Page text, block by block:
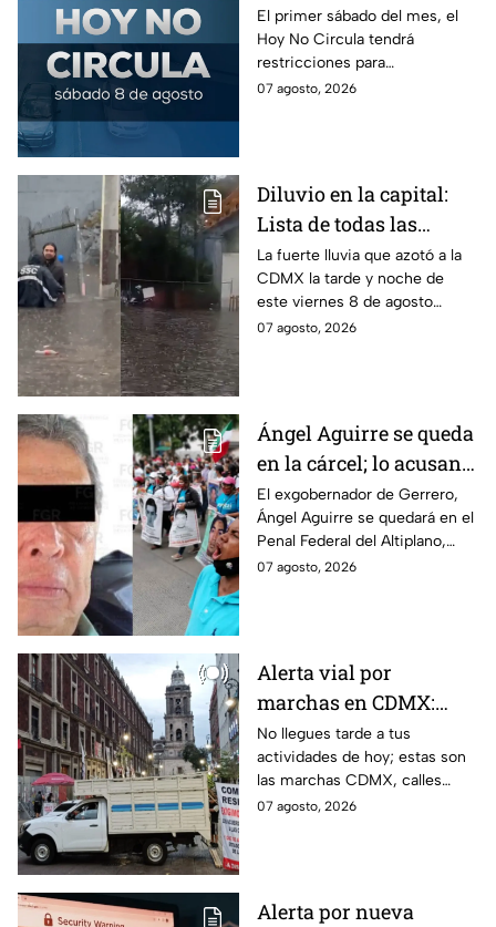
No Circula el primer
sábado del mes
El primer sábado del mes, el
Hoy No Circula tendrá
restricciones para
determinados vehículos en la
07 agosto, 2026
Diluvio en la capital:
Lista de todas las
inundaciones en CDMX
HOY viernes 7 de
agosto
La fuerte lluvia que azotó a la
CDMX la tarde y noche de
este viernes 8 de agosto
provocó inundaciones y otras
07 agosto, 2026
Ángel Aguirre se queda
en la cárcel; lo acusan
de destruir
información del caso
Ayotzinapa
El exgobernador de Gerrero,
Ángel Aguirre se quedará en el
Penal Federal del Altiplano,
luego de que fue detenido ayer
07 agosto, 2026
Alerta vial por
marchas en CDMX:
Manifestantes retiran
bloqueo en Canela y Eje
3 Sur, colonia Granjas
México
No llegues tarde a tus
actividades de hoy; estas son
las marchas CDMX, calles
cerradas y bloqueos que
07 agosto, 2026
Alerta por nueva